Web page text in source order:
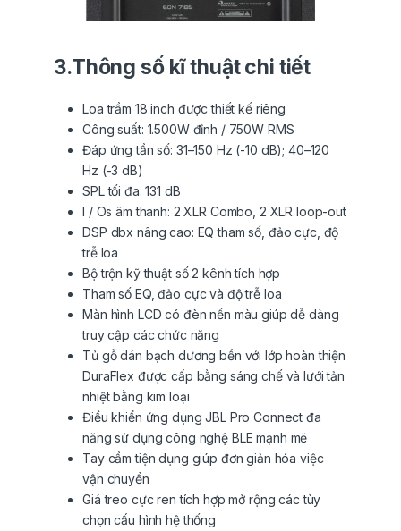
3.Thông số kĩ thuật chi tiết
Loa trầm 18 inch được thiết kế riêng
Công suất: 1.500W đỉnh / 750W RMS
Đáp ứng tần số: 31–150 Hz (-10 dB); 40–120
Hz (-3 dB)
SPL tối đa: 131 dB
I / Os âm thanh: 2 XLR Combo, 2 XLR loop-out
DSP dbx nâng cao: EQ tham số, đảo cực, độ
trễ loa
Bộ trộn kỹ thuật số 2 kênh tích hợp
Tham số EQ, đảo cực và độ trễ loa
Màn hình LCD có đèn nền màu giúp dễ dàng
truy cập các chức năng
Tủ gỗ dán bạch dương bền với lớp hoàn thiện
DuraFlex được cấp bằng sáng chế và lưới tản
nhiệt bằng kim loại
Điều khiển ứng dụng JBL Pro Connect đa
năng sử dụng công nghệ BLE mạnh mẽ
Tay cầm tiện dụng giúp đơn giản hóa việc
vận chuyển
Giá treo cực ren tích hợp mở rộng các tùy
chọn cấu hình hệ thống